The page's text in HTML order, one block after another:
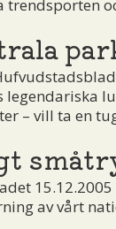
trendsporten
legendariska
– vill ta en
15.12.2005
av vårt